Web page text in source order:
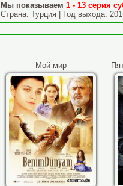
Мы показываем 1 - 13 серия
Страна: Турция | Год выхода:
Мой мир